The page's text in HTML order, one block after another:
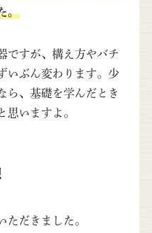
。
ですが、構え方やバチ
いぶん変わります。少
ら、基礎を学んだとき
思いますよ。
ただきました。